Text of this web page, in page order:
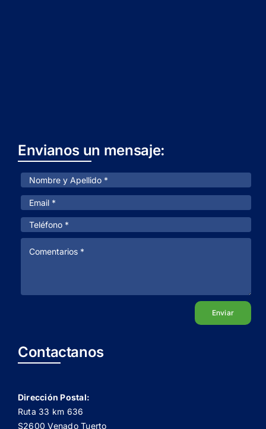
Envianos un mensaje:
Enviar
Contactanos
Dirección Postal:
Ruta 33 km 636
S2600 Venado Tuerto